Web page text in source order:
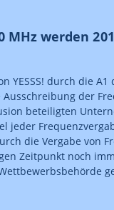
MHz werden
YESSS! durch die
der
beteiligten
jeder
die Vergabe von
Zeitpunkt noch